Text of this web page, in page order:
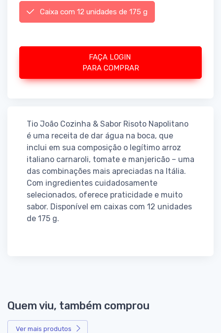
Caixa com 12 unidades de 175 g
FAÇA LOGIN
PARA COMPRAR
Tio João Cozinha & Sabor Risoto Napolitano
é uma receita de dar água na boca, que
inclui em sua composição o legítimo arroz
italiano carnaroli, tomate e manjericão – uma
das combinações mais apreciadas na Itália.
Com ingredientes cuidadosamente
selecionados, oferece praticidade e muito
sabor. Disponível em caixas com 12 unidades
de 175 g.
Quem viu, também comprou
Ver mais produtos